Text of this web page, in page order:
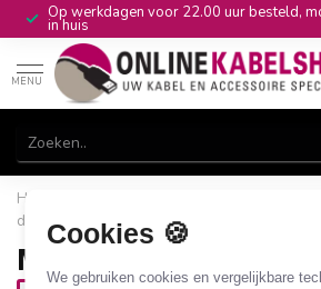
Cookies 🍪
We gebruiken cookies en vergelijkbare
Op werkdagen voor 22.00 uur besteld,
in huis
MENU
Home
dongles
Micro USB LAN adapters
Micro USB LAN